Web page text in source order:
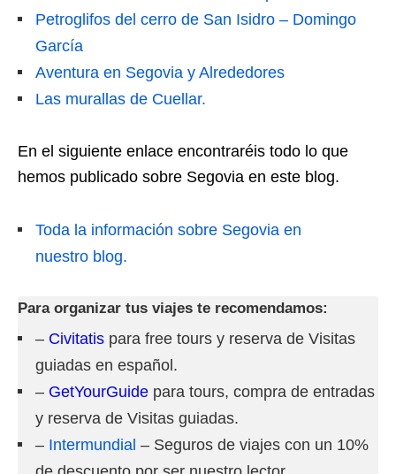
Petroglifos del cerro de San Isidro – Domingo
García
Aventura en Segovia y Alrededores
Las murallas de Cuellar.
En el siguiente enlace encontraréis todo lo que
hemos publicado sobre Segovia en este blog.
Toda la información sobre Segovia en
nuestro blog.
Para organizar tus viajes te recomendamos:
– Civitatis para free tours y reserva de Visitas
guiadas en español.
– GetYourGuide para tours, compra de entradas
y reserva de Visitas guiadas.
– Intermundial – Seguros de viajes con un 10%